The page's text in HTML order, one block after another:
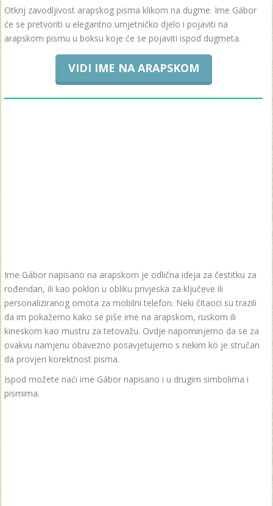
Otkrij zavodljivost arapskog pisma klikom na dugme. Ime Gábor
će se pretvoriti u elegantno umjetničko djelo i pojaviti na
arapskom pismu u boksu koje će se pojaviti ispod dugmeta.
VIDI IME NA ARAPSKOM
Ime Gábor napisano na arapskom je odlična ideja za čestitku za
rođendan, ili kao poklon u obliku privjeska za ključeve ili
personaliziranog omota za mobilni telefon. Neki čitaoci su trazili
da im pokažemo kako se piše ime na arapskom, ruskom ili
kineskom kao mustru za tetovažu. Ovdje napominjemo da se za
ovakvu namjenu obavezno posavjetujemo s nekim ko je stručan
da provjeri korektnost pisma.
Ispod možete naći ime Gábor napisano i u drugim simbolima i
pismima.